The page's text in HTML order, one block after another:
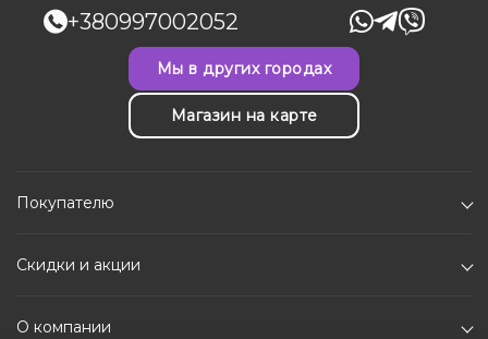
+380997002052
Мы в других городах
Магазин на карте
Покупателю
Скидки и акции
О компании